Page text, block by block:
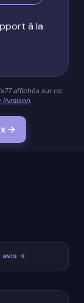
à la
affichés sur ce
livraison.
→
avis →